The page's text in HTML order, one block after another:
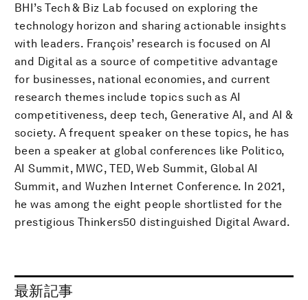
BHI’s Tech & Biz Lab focused on exploring the
technology horizon and sharing actionable insights
with leaders. François’ research is focused on AI
and Digital as a source of competitive advantage
for businesses, national economies, and current
research themes include topics such as AI
competitiveness, deep tech, Generative AI, and AI &
society. A frequent speaker on these topics, he has
been a speaker at global conferences like Politico,
AI Summit, MWC, TED, Web Summit, Global AI
Summit, and Wuzhen Internet Conference. In 2021,
he was among the eight people shortlisted for the
prestigious Thinkers50 distinguished Digital Award.
最新記事